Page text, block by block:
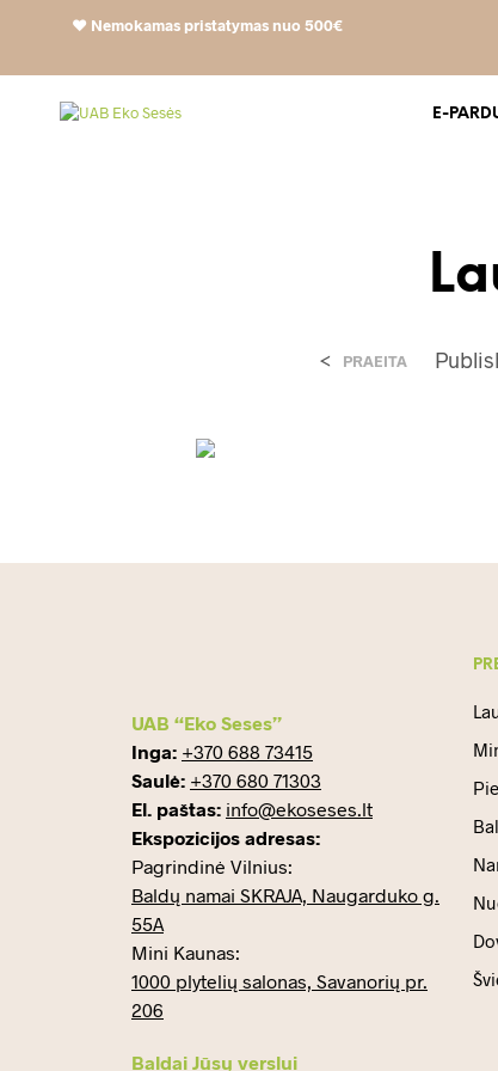
❤️ Nemokamas pristatymas nuo 500€
E-
< PRAEITA
UAB “Eko Seses”
Inga: +370 688 73415
Saulė: +370 680 71303
El. paštas: info@ekoseses.lt
Ekspozicijos adresas:
Pagrindinė Vilnius:
Baldų namai SKRAJA, Naugarduko g.
55A
Mini Kaunas:
1000 plytelių salonas, Savanorių pr.
206
Baldai Jūsų verslui